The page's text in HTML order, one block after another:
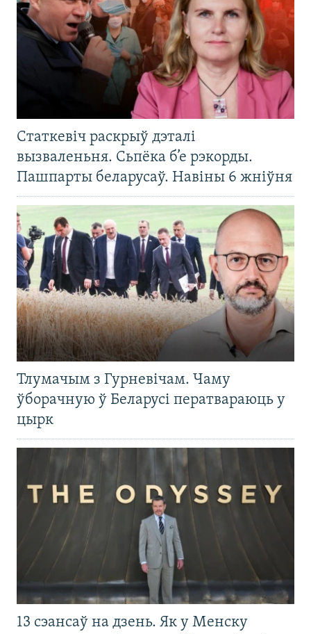
Статкевіч раскрыў дэталі
вызваленьня. Сьпёка б’е рэкорды.
Пашпарты беларусаў. Навіны 6 жніўня
Тлумачым з Гурневічам. Чаму
ўборачную ў Беларусі ператвараюць у
цырк
13 сэансаў на дзень. Як у Менску